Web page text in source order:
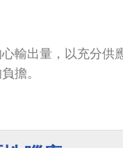
輸出量，以充分供
擔。